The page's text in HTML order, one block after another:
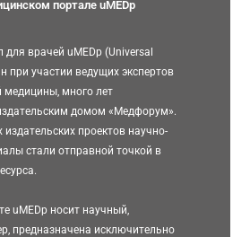
портале uMEDp
для врачей uMEDp (Universal
при участии ведущих экспертов
медицины, много лет
домом «Медфорум».
проектов научно-
стали отправной точкой в
uMEDp носит научный,
предназначена исключительно